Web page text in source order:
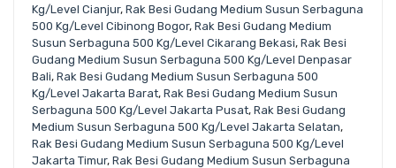
Kg/Level Cianjur, Rak Besi Gudang Medium Susun Serbaguna
500 Kg/Level Cibinong Bogor, Rak Besi Gudang Medium
Susun Serbaguna 500 Kg/Level Cikarang Bekasi, Rak Besi
Gudang Medium Susun Serbaguna 500 Kg/Level Denpasar
Bali, Rak Besi Gudang Medium Susun Serbaguna 500
Kg/Level Jakarta Barat, Rak Besi Gudang Medium Susun
Serbaguna 500 Kg/Level Jakarta Pusat, Rak Besi Gudang
Medium Susun Serbaguna 500 Kg/Level Jakarta Selatan,
Rak Besi Gudang Medium Susun Serbaguna 500 Kg/Level
Jakarta Timur, Rak Besi Gudang Medium Susun Serbaguna